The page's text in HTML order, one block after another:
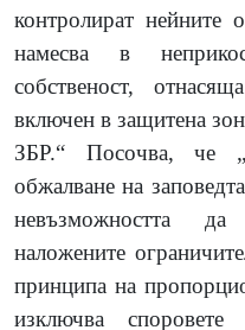
контролират нейните
намесва в
собственост,
включен в защитена
ЗБР.“ Посочва, че
обжалване на
невъзможността
наложените
принципа на
изключва споровете